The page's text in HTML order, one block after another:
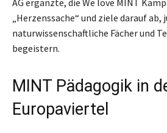
„Herzenssache“ und ziele darauf
naturwissenschaftliche Fächer und
begeistern.
MINT Pädagogik in
Europaviertel